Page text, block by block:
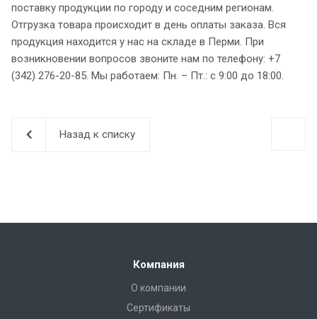
поставку продукции по городу и соседним регионам.
Отгрузка товара происходит в день оплаты заказа. Вся
продукция находится у нас на складе в Перми. При
возникновении вопросов звоните нам по телефону: +7
(342) 276-20-85. Мы работаем: Пн. – Пт.: с 9:00 до 18:00.
Назад к списку
Компания
О компании
Сертификаты